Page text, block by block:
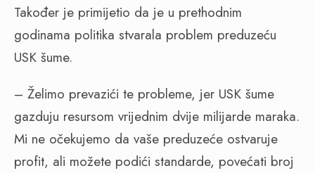
Također je primijetio da je u prethodnim
godinama politika stvarala problem preduzeću
USK šume.
– Želimo prevazići te probleme, jer USK šume
gazduju resursom vrijednim dvije milijarde maraka.
Mi ne očekujemo da vaše preduzeće ostvaruje
profit, ali možete podići standarde, povećati broj